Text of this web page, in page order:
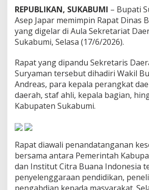
i
n
a
s
B
l
a
n
J
u
2
6
REPUBLIKAN, SUKABUMI – Bupati
Asep Japar memimpin Rapat Dinas
yang digelar di Aula Sekretariat
Sukabumi, Selasa (17/6/2026).
Rapat yang dipandu Sekretaris
Suryaman tersebut dihadiri Wakil
Andreas, para kepala perangkat
daerah, staf ahli, kepala bagian,
Kabupaten Sukabumi.
Rapat diawali penandatanganan
bersama antara Pemerintah
dan Institut Citra Buana Indonesia
penyelenggaraan pendidikan,